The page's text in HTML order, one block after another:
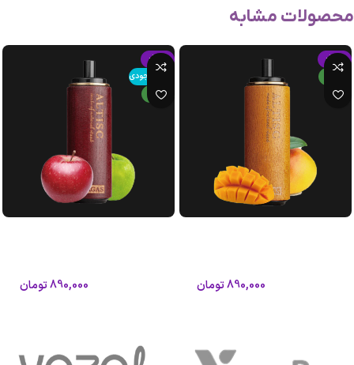
محصولات مشابه
-15%
890,000تومان
-15%
اتمام موجودی
جدید
890,000تومان